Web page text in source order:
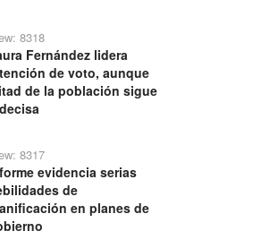
8318
Fernández lidera
de voto, aunque
de la población sigue
8317
evidencia serias
de
en planes de